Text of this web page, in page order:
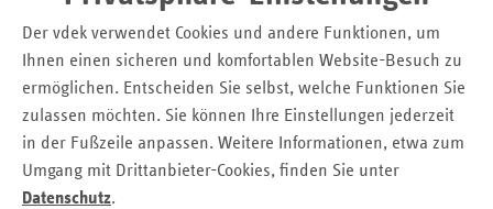
Der vdek verwendet Cookies und andere Funktionen, um
Ihnen einen sicheren und komfortablen Website-Besuch zu
ermöglichen. Entscheiden Sie selbst, welche Funktionen Sie
zulassen möchten. Sie können Ihre Einstellungen jederzeit
in der Fußzeile anpassen. Weitere Informationen, etwa zum
Umgang mit Drittanbieter-Cookies, finden Sie unter
Datenschutz.
Ackersprechstunden für gesündere Pflege
Für das Projekt wurden mehrere unterfahrbare Hochbeete
aufgebaut und bepflanzt. Notwendiges gärtnerisches
Wissen wurde in regelmäßigen Workshops und
Ackersprechstunden vermittelt.
Gemeinsam mit Garten-, Ernährungs- und